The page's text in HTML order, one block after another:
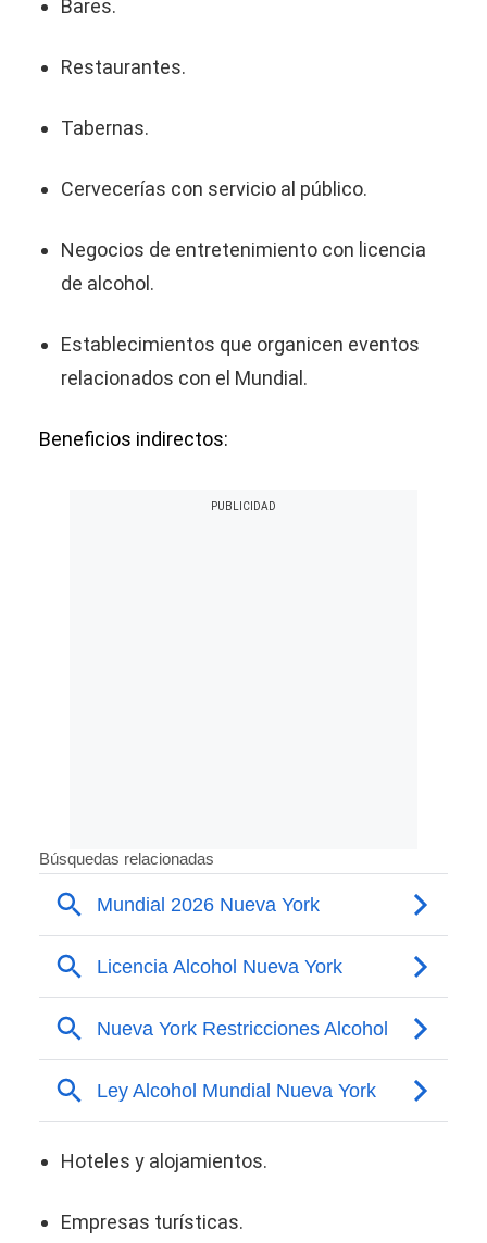
Bares.
Restaurantes.
Tabernas.
Cervecerías con servicio al público.
Negocios de entretenimiento con licencia
de alcohol.
Establecimientos que organicen eventos
relacionados con el Mundial.
Beneficios indirectos:
Hoteles y alojamientos.
Empresas turísticas.